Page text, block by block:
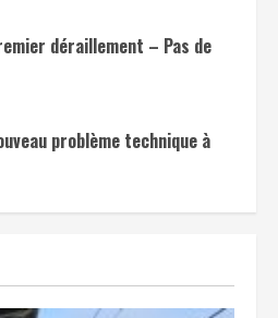
déraillement – Pas de
problème technique à